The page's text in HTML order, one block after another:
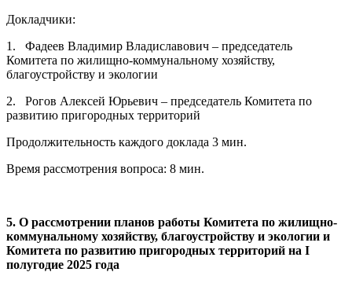
Докладчики:
1. Фадеев Владимир Владиславович – председатель
Комитета по жилищно-коммунальному хозяйству,
благоустройству и экологии
2. Рогов Алексей Юрьевич – председатель Комитета по
развитию пригородных территорий
Продолжительность каждого доклада 3 мин.
Время рассмотрения вопроса: 8 мин.
5. О рассмотрении планов работы Комитета по жилищно-
коммунальному хозяйству, благоустройству и экологии и
Комитета по развитию пригородных территорий на I
полугодие 2025 года